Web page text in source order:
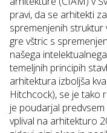
pravi, da se arhitekti
spremenjenih struktur
gre vštric s
našega
temeljnih principih
arhitektura izboljša
Hitchcock), se je tako
je poudarjal
vplival na arhitekturo